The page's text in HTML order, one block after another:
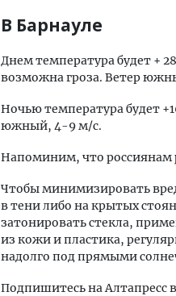
В Барнауле
Днем температура будет +
возможна гроза. Ветер
Ночью температура будет
южный, 4-9 м/с.
Напоминим, что россиянам
Чтобы минимизировать
в тени либо на крытых
затонировать стекла,
из кожи и пластика,
надолго под прямыми
Подпишитесь на Алтапресс в